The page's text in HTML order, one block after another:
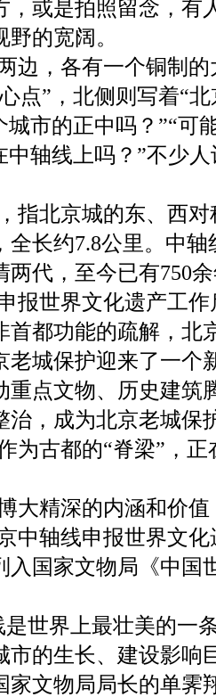
，或是拍照留念，有
的宽阔。
边，各有一个铜制
点”，北侧则写着“
城市的正中吗？”“可
中轴线上吗？”不少
指北京城的东、西
全长约7.8公里。中
两代，至今已有750
报世界文化遗产工
首都功能的疏解，北
老城保护迎来了一个
重点文物、历史建筑
治，成为北京老城保
为古都的“脊梁”，
大精深的内涵和价值
中轴线申报世界文
入国家文物局《中国
是世界上最壮美的一
市的生长、建设影响
家文物局局长的单霁